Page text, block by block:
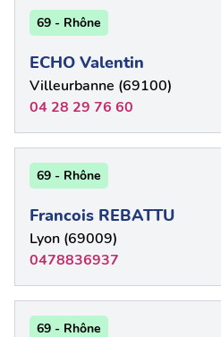
69 - Rhône
ECHO Valentin
Villeurbanne (69100)
04 28 29 76 60
69 - Rhône
Francois REBATTU
Lyon (69009)
0478836937
69 - Rhône